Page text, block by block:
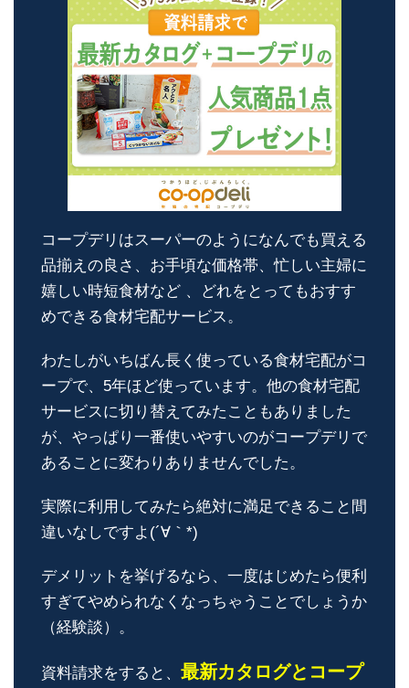
コープデリはスーパーのようになんでも買える
品揃えの良さ、お手頃な価格帯、忙しい主婦に
嬉しい時短食材など 、どれをとってもおすす
めできる食材宅配サービス。
わたしがいちばん長く使っている食材宅配がコ
ープで、5年ほど使っています。他の食材宅配
サービスに切り替えてみたこともありました
が、やっぱり一番使いやすいのがコープデリで
あることに変わりありませんでした。
実際に利用してみたら絶対に満足できること間
違いなしですよ(´∀｀*)
デメリットを挙げるなら、一度はじめたら便利
すぎてやめられなくなっちゃうことでしょうか
（経験談）。
資料請求をすると、 最新カタログとコープ